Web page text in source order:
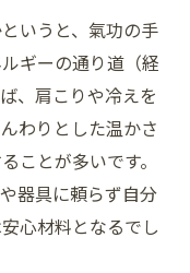
いうと、氣功の手
ギーの通り道（経
、肩こりや冷えを
わりとした温かさ
ことが多いです。
器具に頼らず自分
心材料となるでし